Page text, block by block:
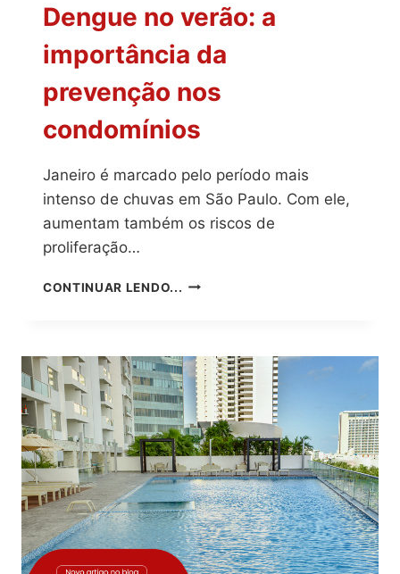
Dengue no verão: a
importância da
prevenção nos
condomínios
Janeiro é marcado pelo período mais
intenso de chuvas em São Paulo. Com ele,
aumentam também os riscos de
proliferação…
CONTINUAR LENDO... DENGUE
IMPORTÂNCIA
DA
PREVENÇÃO
NOS
CONDOMÍNIOS